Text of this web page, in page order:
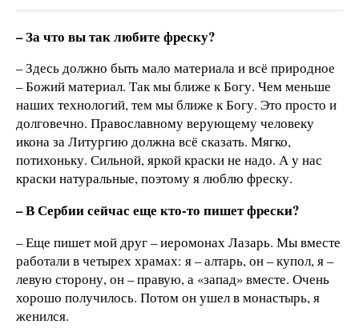
– За что вы так любите фреску?
– Здесь должно быть мало материала и всё природное
– Божий материал. Так мы ближе к Богу. Чем меньше
наших технологий, тем мы ближе к Богу. Это просто и
долговечно. Православному верующему человеку
икона за Литургию должна всё сказать. Мягко,
потихоньку. Сильной, яркой краски не надо. А у нас
краски натуральные, поэтому я люблю фреску.
– В Сербии сейчас еще кто-то пишет фрески?
– Еще пишет мой друг – иеромонах Лазарь. Мы вместе
работали в четырех храмах: я – алтарь, он – купол, я –
левую сторону, он – правую, а «запад» вместе. Очень
хорошо получилось. Потом он ушел в монастырь, я
женился.